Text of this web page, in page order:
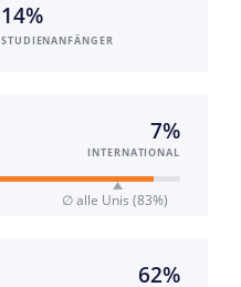
14%
STUDIEN­ANFÄNGER
7%
INTERNATIONAL
∅ alle Unis (83%)
62%